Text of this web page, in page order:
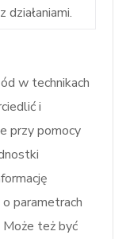
działaniami.
w technikach
i
przy pomocy
parametrach
Może też być